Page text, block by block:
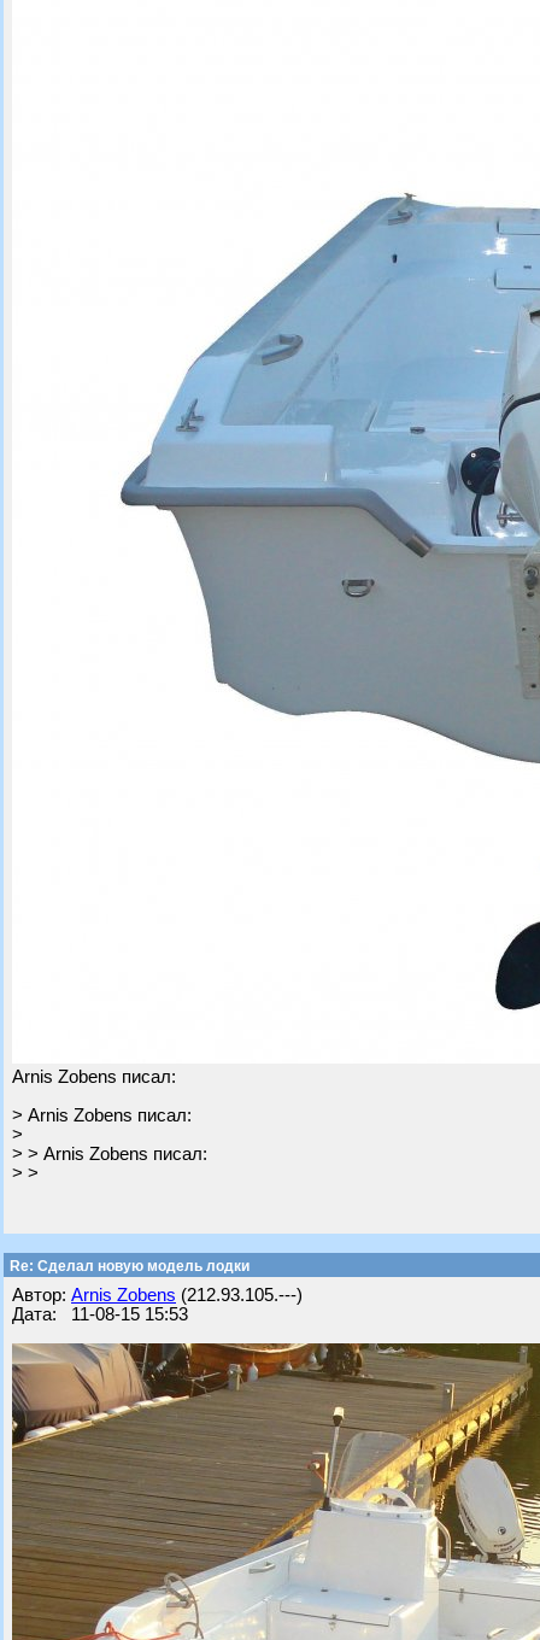
Arnis Zobens писал:
> Arnis Zobens писал:
>
> > Arnis Zobens писал:
> >
Re: Cделал новую модель лодки
Автор: Arnis Zobens (212.93.105.---)
Дата: 11-08-15 15:53